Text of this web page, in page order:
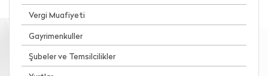
Vergi Muafiyeti
Gayrimenkuller
Şubeler ve Temsilcilikler